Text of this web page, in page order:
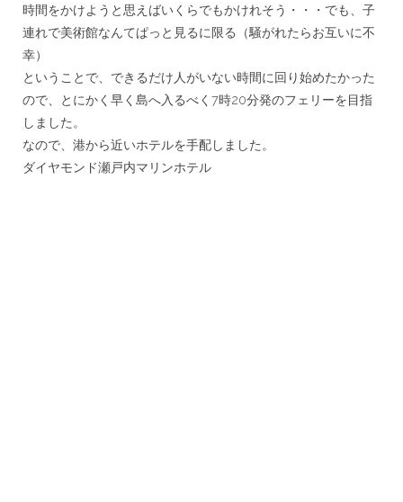
時間をかけようと思えばいくらでもかけれそう・・・でも、 子
連れで美術館なんてぱっと見るに限る（騒がれたらお互いに不
幸）
ということで、 できるだけ人がいない時間に回り始めたかった
ので、
とにかく早く島へ入るべく7時20分発のフェリーを目指
しました 。
なので、港から近いホテルを手配しました。
ダイヤモンド瀬戸内マリンホテル